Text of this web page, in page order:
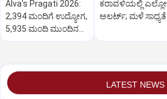
Alva's Pragati 2026:
2,394 ಮಂದಿಗೆ ಉದ್ಯೋಗ,
5,935 ಮಂದಿ ಮುಂದಿನ
ಕರಾವಳಿಯಲ್ಲಿ ಎಲ್ಲೋ
ಅಲರ್ಟ್‌; ಮಳೆ ಸಾಧ್ಯತೆ
LATEST NEWS